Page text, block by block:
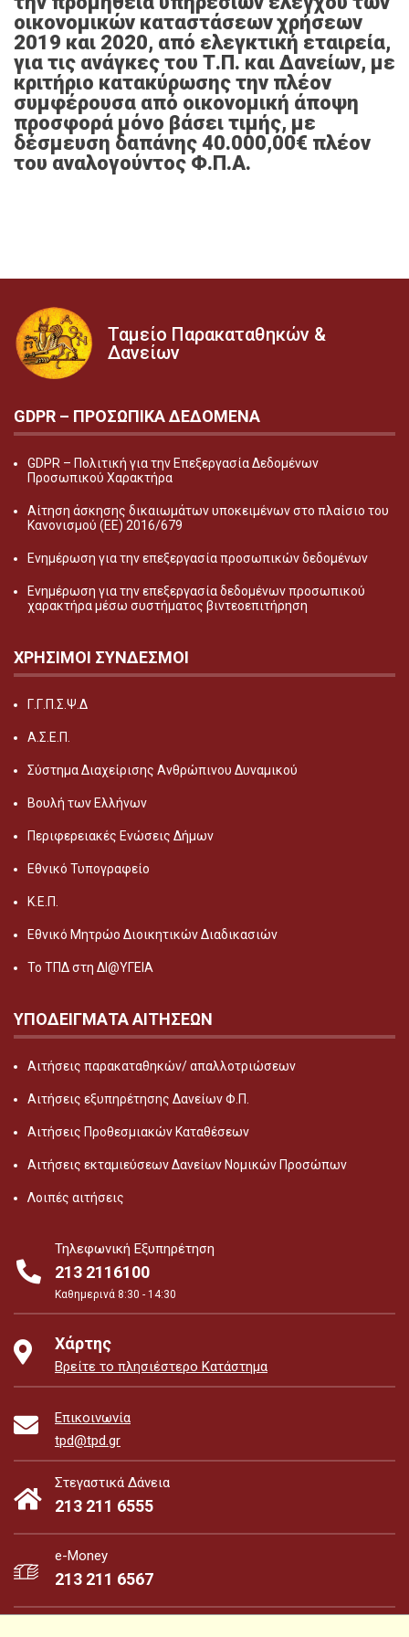
οικονομικών καταστάσεων χρήσεων
2019 και 2020, από ελεγκτική εταιρεία,
για τις ανάγκες του Τ.Π. και Δανείων, με
κριτήριο κατακύρωσης την πλέον
συμφέρουσα από οικονομική άποψη
προσφορά μόνο βάσει τιμής, με
δέσμευση δαπάνης 40.000,00€ πλέον
του αναλογούντος Φ.Π.Α.
Ταμείο Παρακαταθηκών &
Δανείων
GDPR – ΠΡΟΣΩΠΙΚA ΔΕΔΟΜEΝΑ
GDPR – Πολιτική για την Επεξεργασία Δεδομένων
Προσωπικού Χαρακτήρα
Αίτηση άσκησης δικαιωμάτων υποκειμένων στο πλαίσιο του
Κανονισμού (ΕΕ) 2016/679
Ενημέρωση για την επεξεργασία προσωπικών δεδομένων
Ενημέρωση για την επεξεργασία δεδομένων προσωπικού
χαρακτήρα μέσω συστήματος βιντεοεπιτήρηση
ΧΡΗΣΙΜΟΙ ΣΥΝΔΕΣΜΟΙ
Γ.Γ.Π.Σ.Ψ.Δ
Α.Σ.Ε.Π.
Σύστημα Διαχείρισης Ανθρώπινου Δυναμικού
Βουλή των Ελλήνων
Περιφερειακές Ενώσεις Δήμων
Εθνικό Τυπογραφείο
Κ.Ε.Π.
Εθνικό Μητρώο Διοικητικών Διαδικασιών
Το ΤΠΔ στη ΔΙ@ΥΓΕΙΑ
ΥΠΟΔΕΙΓΜΑΤΑ ΑΙΤΗΣΕΩΝ
Αιτήσεις παρακαταθηκών/ απαλλοτριώσεων
Αιτήσεις εξυπηρέτησης Δανείων Φ.Π.
Αιτήσεις Προθεσμιακών Καταθέσεων
Αιτήσεις εκταμιεύσεων Δανείων Νομικών Προσώπων
Λοιπές αιτήσεις
Τηλεφωνική Εξυπηρέτηση
213 2116100
Καθημερινά 8:30 - 14:30
Χάρτης
Βρείτε το πλησιέστερο Κατάστημα
Επικοινωνία
tpd@tpd.gr
Στεγαστικά Δάνεια
213 211 6555
e-Money
213 211 6567